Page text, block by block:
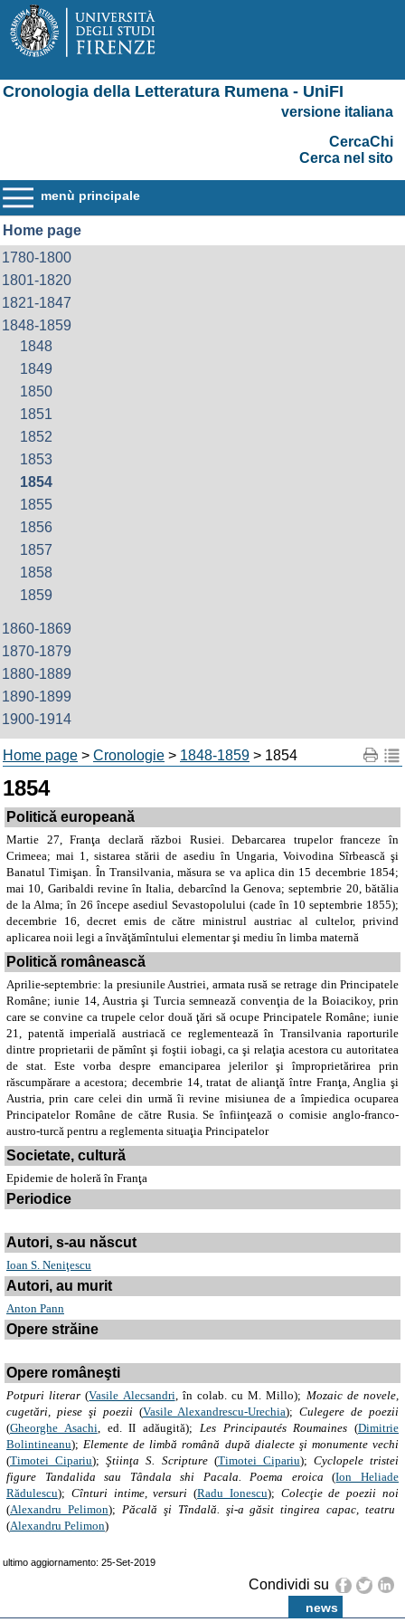
Cronologia della Letteratura Rumena - UniFI
versione italiana
CercaChi
Cerca nel sito
menù principale
Home page
1780-1800
1801-1820
1821-1847
1848-1859
1848
1849
1850
1851
1852
1853
1854
1855
1856
1857
1858
1859
1860-1869
1870-1879
1880-1889
1890-1899
1900-1914
Home page > Cronologie > 1848-1859 > 1854
1854
Politică europeană
Martie 27, Franţa declară război Rusiei. Debarcarea trupelor franceze în
Crimeea; mai 1, sistarea stării de asediu în Ungaria, Voivodina Sîrbească şi
Banatul Timişan. În Transilvania, măsura se va aplica din 15 decembrie 1854;
mai 10, Garibaldi revine în Italia, debarcînd la Genova; septembrie 20, bătălia
de la Alma; în 26 începe asediul Sevastopolului (cade în 10 septembrie 1855);
decembrie 16, decret emis de către ministrul austriac al cultelor, privind
aplicarea noii legi a învăţămîntului elementar şi mediu în limba maternă
Politică românească
Aprilie-septembrie: la presiunile Austriei, armata rusă se retrage din Principatele
Române; iunie 14, Austria şi Turcia semnează convenţia de la Boiacikoy, prin
care se convine ca trupele celor două ţări să ocupe Principatele Române; iunie
21, patentă imperială austriacă ce reglementează în Transilvania raporturile
dintre proprietarii de pămînt şi foştii iobagi, ca şi relaţia acestora cu autoritatea
de stat. Este vorba despre emanciparea jelerilor şi împroprietărirea prin
răscumpărare a acestora; decembrie 14, tratat de alianţă între Franţa, Anglia şi
Austria, prin care celei din urmă îi revine misiunea de a împiedica ocuparea
Principatelor Române de către Rusia. Se înfiinţează o comisie anglo-franco-
austro-turcă pentru a reglementa situaţia Principatelor
Societate, cultură
Epidemie de holeră în Franţa
Periodice
Autori, s-au născut
Ioan S. Neniţescu
Autori, au murit
Anton Pann
Opere străine
Opere româneşti
Potpuri literar (Vasile Alecsandri, în colab. cu M. Millo); Mozaic de novele,
cugetări, piese şi poezii(Vasile Alexandrescu-Urechia);Culegere de poezii
(Gheorghe Asachi, ed. II adăugită); Les Principautés Roumaines (Dimitrie
Bolintineanu);Elemente de limbă română după dialecte şi monumente vechi
(Timotei Cipariu);Ştiinţa S. Scripture(Timotei Cipariu); Cyclopele tristei
figure Tandalida sau Tândala shi Pacala. Poema eroica (Ion Heliade
Rădulescu); Cînturi intime, versuri (Radu Ionescu); Colecţie de poezii noi
(Alexandru Pelimon); Păcală şi Tîndală. şi-a găsit tingirea capac, teatru
(Alexandru Pelimon)
ultimo aggiornamento: 25-Set-2019
Condividi su
news